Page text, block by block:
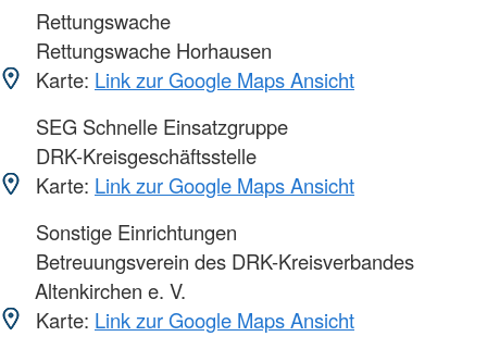
Rettungswache
Rettungswache Horhausen
Karte: Link zur Google Maps Ansicht
SEG Schnelle Einsatzgruppe
DRK-Kreisgeschäftsstelle
Karte: Link zur Google Maps Ansicht
Sonstige Einrichtungen
Betreuungsverein des DRK-Kreisverbandes
Altenkirchen e. V.
Karte: Link zur Google Maps Ansicht